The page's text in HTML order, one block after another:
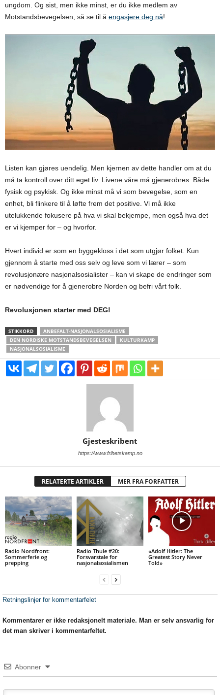
ungdom. Og sist, men ikke minst, er du ikke medlem av
Motstandsbevegelsen, så se til å engasjere deg nå!
Listen kan gjøres uendelig. Men kjernen av dette handler om at du
må ta kontroll over ditt eget liv. Livene våre må gjenerobres. Både
fysisk og psykisk. Og ikke minst må vi som bevegelse, som en
enhet, bli flinkere til å løfte frem det positive. Vi må ikke
utelukkende fokusere på hva vi skal bekjempe, men også hva det
er vi kjemper for – og hvorfor.
Hvert individ er som en byggekloss i det som utgjør folket. Kun
gjennom å starte med oss selv og leve som vi lærer – som
revolusjonære nasjonalsosialister – kan vi skape de endringer som
er nødvendige for å gjenerobre Norden og befri vårt folk.
Revolusjonen starter med DEG!
STIKKORD
ANBEFALT-NASJONALSOSIALISME
DEN NORDISKE MOTSTANDSBEVEGELSEN
KULTURKAMP
NASJONALSOSIALISME
Gjesteskribent
https://www.frihetskamp.no
RELATERTE ARTIKLER MER FRA FORFATTER
Radio Nordfront:
Sommerferie og
prepping
Radio Thule #20:
Forsvarstale for
nasjonalsosialismen
«Adolf Hitler: The
Greatest Story Never
Told»
Retningslinjer for kommentarfelet
Kommentarer er ikke redaksjonelt materiale. Man er selv ansvarlig for
det man skriver i kommentarfeltet.
Abonner